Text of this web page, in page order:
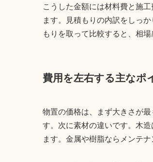
こうした金額には材料費と施
ます。見積もりの内訳をしっ
もりを取って比較すると、相
費用を左右する主なポ
物置の価格は、まず大きさが
す。次に素材の違いです。木
ます。金属や樹脂ならメンテ